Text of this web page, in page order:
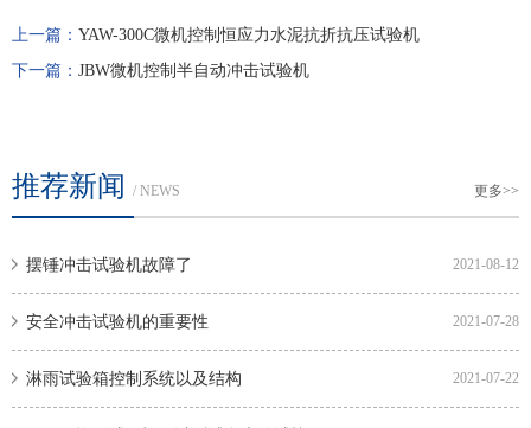
上一篇： YAW-300C微机控制恒应力水泥抗折抗压试验机
下一篇： JBW微机控制半自动冲击试验机
推荐新闻 / NEWS 更多>>
2021-08-12
摆锤冲击试验机故障了
2021-07-28
安全冲击试验机的重要性
2021-07-22
淋雨试验箱控制系统以及结构